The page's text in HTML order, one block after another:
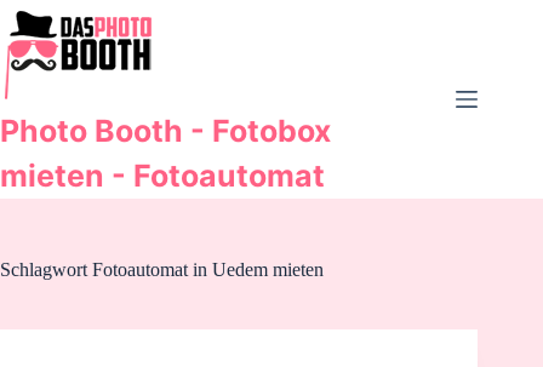
Zum
Inhalt
springen
Photo Booth - Fotobox
mieten - Fotoautomat
Schlagwort Fotoautomat in Uedem mieten